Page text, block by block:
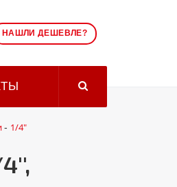
НАШЛИ ДЕШЕВЛЕ?
- 1/4"